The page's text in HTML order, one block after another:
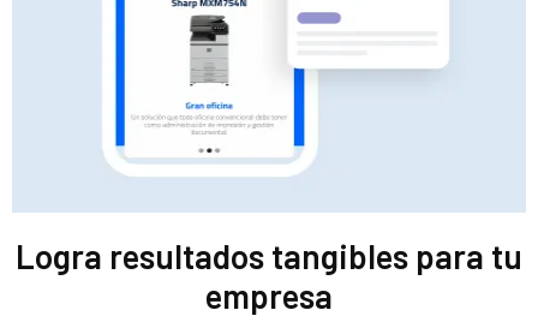
Logra resultados tangibles para tu
empresa